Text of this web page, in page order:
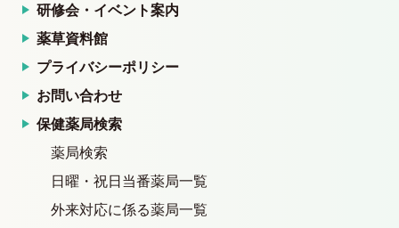
研修会・イベント案内
薬草資料館
プライバシーポリシー
お問い合わせ
保健薬局検索
薬局検索
日曜・祝日当番薬局一覧
外来対応に係る薬局一覧